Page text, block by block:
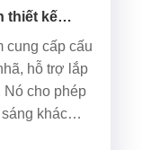
thiết kế
cung cấp cấu
hỗ trợ lắp
Nó cho phép
khác